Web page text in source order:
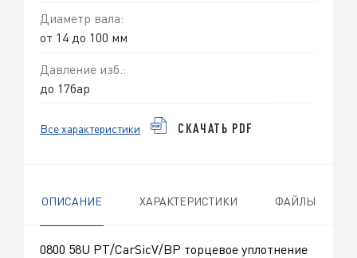
Диаметр вала:
от 14 до 100 мм
Давление изб.:
до 17бар
Все характеристики СКАЧАТЬ PDF
ОПИСАНИЕ ХАРАКТЕРИСТИКИ ФАЙЛЫ
0800 58U PT/CarSicV/BP торцевое уплотнение